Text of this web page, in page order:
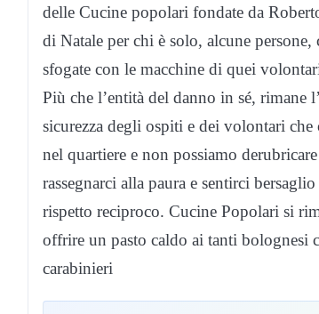
delle Cucine popolari fondate da
di Natale per chi è solo, alcune
sfogate con le macchine di quei
Più che l’entità del danno in sé, rimane
sicurezza degli ospiti e dei volontari
nel quartiere e non possiamo
rassegnarci alla paura e sentirci
rispetto reciproco. Cucine Popolari si
offrire un pasto caldo ai tanti bolognesi
carabinieri